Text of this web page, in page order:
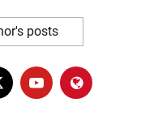
posts